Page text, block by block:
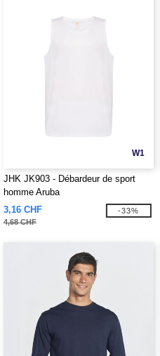
W1
JHK JK903 - Débardeur de sport
homme Aruba
3,16 CHF
4,68 CHF
-33%